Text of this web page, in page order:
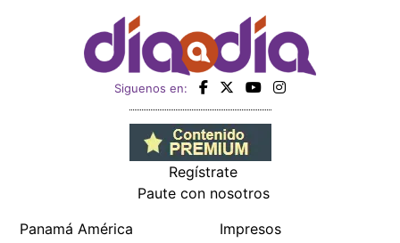
Siguenos en:
Regístrate
Paute con nosotros
Panamá América
Impresos